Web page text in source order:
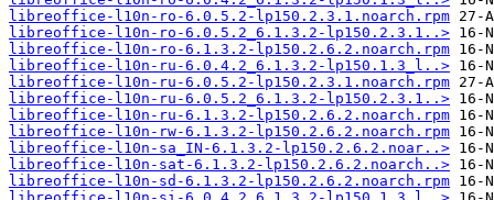
libreoffice-l10n-ro-6.0.5.2-lp150.2.3.1.noarch.rpm
libreoffice-l10n-ro-6.0.5.2_6.1.3.2-lp150.2.3.1..>
libreoffice-l10n-ro-6.1.3.2-lp150.2.6.2.noarch.rpm
libreoffice-l10n-ru-6.0.4.2_6.1.3.2-lp150.1.3_l..>
libreoffice-l10n-ru-6.0.5.2-lp150.2.3.1.noarch.rpm
libreoffice-l10n-ru-6.0.5.2_6.1.3.2-lp150.2.3.1..>
libreoffice-l10n-ru-6.1.3.2-lp150.2.6.2.noarch.rpm
libreoffice-l10n-rw-6.1.3.2-lp150.2.6.2.noarch.rpm
libreoffice-l10n-sa_IN-6.1.3.2-lp150.2.6.2.noar..>
libreoffice-l10n-sat-6.1.3.2-lp150.2.6.2.noarch..>
libreoffice-l10n-sd-6.1.3.2-lp150.2.6.2.noarch.rpm